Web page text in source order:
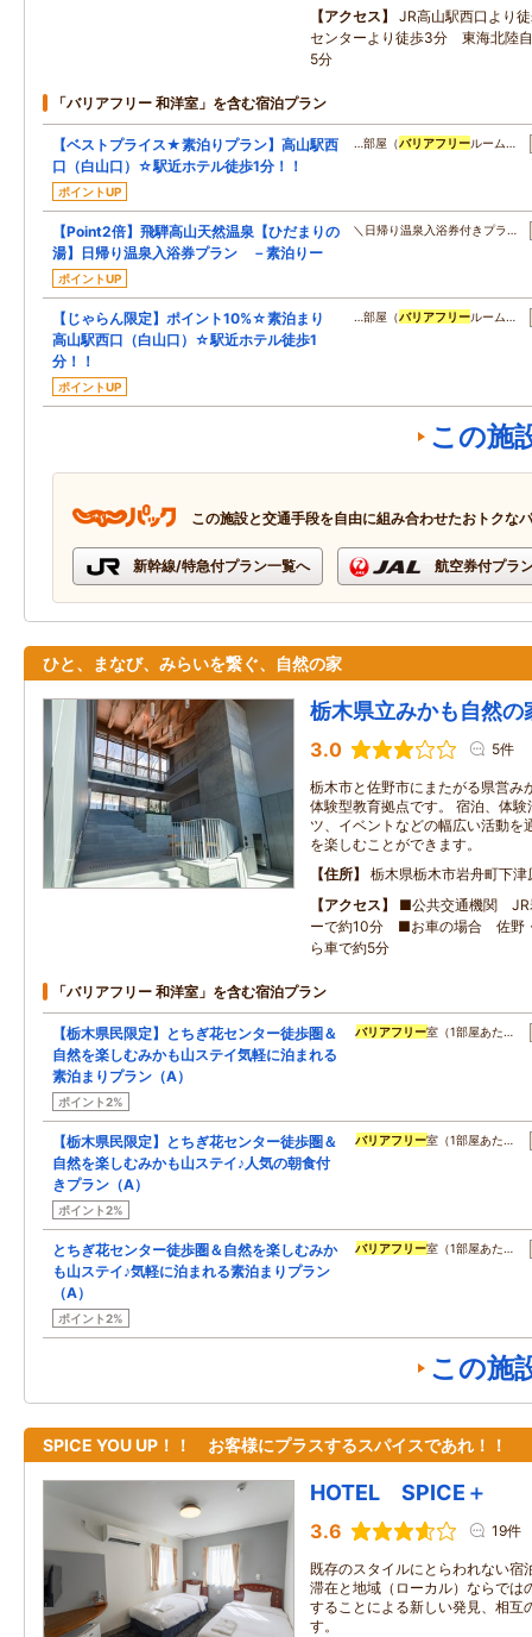
アクセス
JR高山駅西口より
センターより徒歩3分 東海北陸
5分
「バリアフリー 和洋室」を含む宿泊プラン
【ベストプライス★素泊りプラン】高山駅西
口（白山口）☆駅近ホテル徒歩1分！！
ポイントUP
…部屋（バリアフリールーム…
【Point2倍】飛騨高山天然温泉【ひだまりの
湯】日帰り温泉入浴券プラン －素泊りー
ポイントUP
＼日帰り温泉入浴券付きプラ…
【じゃらん限定】ポイント10%☆素泊まり
高山駅西口（白山口）☆駅近ホテル徒歩1
分！！
ポイントUP
…部屋（バリアフリールーム…
この施
この施設と交通手段を自由に組み合わせたおトクな
新幹線/特急付プラン一覧へ 航空券付プラ
ひと、まなび、みらいを繋ぐ、自然の家
栃木県立みかも自然の
3.0 5件
栃木市と佐野市にまたがる県営み
体験型教育拠点です。 宿泊、体
ツ、イベントなどの幅広い活動を
を楽しむことができます。
住所
栃木県栃木市岩舟町下津
アクセス
■公共交通機関 JR
ーで約10分 ■お車の場合 佐野
ら車で約5分
「バリアフリー 和洋室」を含む宿泊プラン
【栃木県民限定】とちぎ花センター徒歩圏＆
自然を楽しむみかも山ステイ気軽に泊まれる
素泊まりプラン（A）
ポイント2%
バリアフリー室（1部屋あた…
【栃木県民限定】とちぎ花センター徒歩圏＆
自然を楽しむみかも山ステイ♪人気の朝食付
きプラン（A）
ポイント2%
バリアフリー室（1部屋あた…
とちぎ花センター徒歩圏＆自然を楽しむみか
も山ステイ♪気軽に泊まれる素泊まりプラン
（A）
ポイント2%
バリアフリー室（1部屋あた…
この施
SPICE YOU UP！！ お客様にプラスするスパイスであれ！！
HOTEL SPICE＋
3.6 19件
既存のスタイルにとらわれない宿
滞在と地域（ローカル）ならでは
することによる新しい発見、相互
す。